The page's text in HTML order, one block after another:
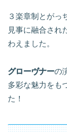
３楽章制とがっ
見事に融合され
わえました。
グローヴナーの
多彩な魅力をも
た！